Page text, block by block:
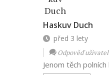
Haskuv Duch
před 3 lety
Odpověď
Jenom těch